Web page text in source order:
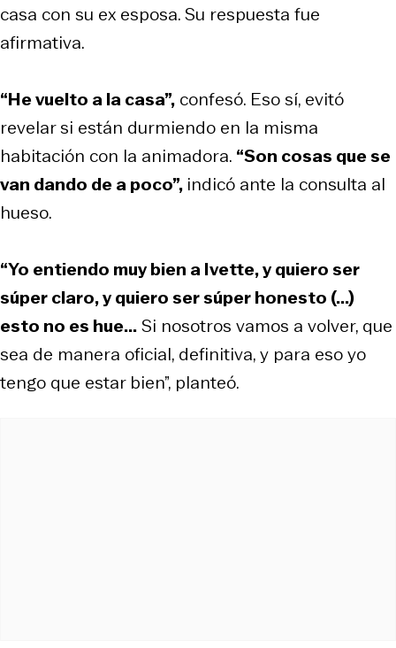
casa con su ex esposa. Su respuesta fue
afirmativa.
“He vuelto a la casa”, confesó. Eso sí, evitó
revelar si están durmiendo en la misma
habitación con la animadora. “Son cosas que se
van dando de a poco”, indicó ante la consulta al
hueso.
“Yo entiendo muy bien a Ivette, y quiero ser
súper claro, y quiero ser súper honesto (...)
esto no es hue...Si nosotros vamos a volver, que
sea de manera oficial, definitiva, y para eso yo
tengo que estar bien”, planteó.